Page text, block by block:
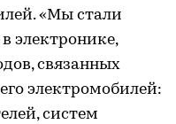
«Мы стали
электронике,
связанных
электромобилей:
систем